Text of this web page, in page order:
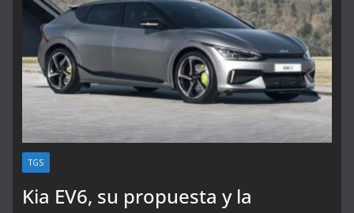
TGS
Kia EV6, su propuesta y la